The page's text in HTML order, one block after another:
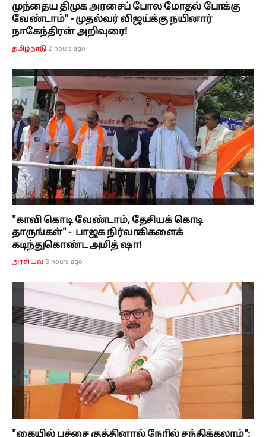
முந்தைய திமுக அரசைப் போல மோதல் போக்கு
வேண்டாம்" - முதல்வர் விஜய்க்கு நயினார்
நாகேந்திரன் அறிவுரை!
தமிழ்நாடு 2 hours ago
"காவி கொடி வேண்டாம், தேசியக் கொடி
தாருங்கள்" - பாஜக நிர்வாகிகளைக்
கடிந்துகொண்ட அமித் ஷா!
அரசியல் 3 hours ago
"கையில் பச்சை குத்தினால் நேரில் சந்திக்கலாம்":